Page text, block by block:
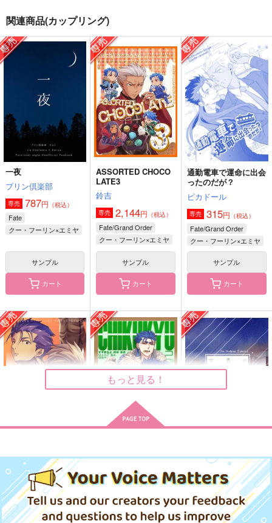
ホットチョコレートと
（税込）
クー・フーリン×エミヤ
サンプル
作品詳細
Memory
御茶屋
472円（税込）
クー・フーリン×エミヤ
サンプル
作品詳細
余燼の呼び声
crosslogic
787円（税込）
クー・フーリン×エミヤ
サンプル
作品詳細
CHIKUKYU
鈴吉
787 （税込）
クー・フーリン×エミヤ
サンプル
タソガレラブレター
鈴吉
1,430円（税込）
クー・フーリン×エミヤ
サンプル
作品詳細
一夜
プリン倶楽部
787円（税込）
クー・フーリン×エミヤ
サンプル
関連商品(カップリング)
一夜
プリン倶楽部
専売 787円 （税込）
Fate
クー・フーリン×エミヤ
サンプル
カート
ASSORTED CHOCO
LATE3
鈴吉
専売 2,144円 （税込）
Fate/Grand Order
クー・フーリン×エミヤ
サンプル
カート
通勤電車で運命に出会
ったのだが？
ピカドール
専売 315円 （税込）
Fate/Grand Order
クー・フーリン×エミヤ
サンプル
カート
鈴吉
専売 1,430 円（税込）
Fate
クー・フーリン×エミヤ
鈴吉
専売 715円（税込）
クー・フーリン×エミヤ
つ 後編-5
NNBV
専売 629円 （税込）
Fate/Grand Order
クー・フーリン×エミヤ
もっと見る！